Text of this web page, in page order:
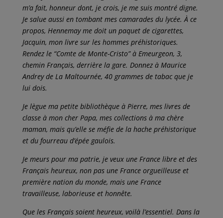
m’a fait, honneur dont, je crois, je me suis montré digne.
Je salue aussi en tombant mes camarades du lycée. À ce
propos, Hennemay me doit un paquet de cigarettes,
Jacquin, mon livre sur les hommes préhistoriques.
Rendez le “Comte de Monte-Cristo” à Emeurgeon, 3,
chemin Français, derrière la gare. Donnez à Maurice
Andrey de La Maltournée, 40 grammes de tabac que je
lui dois.
Je lègue ma petite bibliothèque à Pierre, mes livres de
classe à mon cher Papa, mes collections à ma chère
maman, mais qu’elle se méfie de la hache préhistorique
et du fourreau d’épée gaulois.
Je meurs pour ma patrie, je veux une France libre et des
Français heureux, non pas une France orgueilleuse et
première nation du monde, mais une France
travailleuse, laborieuse et honnête.
Que les Français soient heureux, voilà l’essentiel. Dans la